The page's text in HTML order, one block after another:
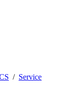
Service